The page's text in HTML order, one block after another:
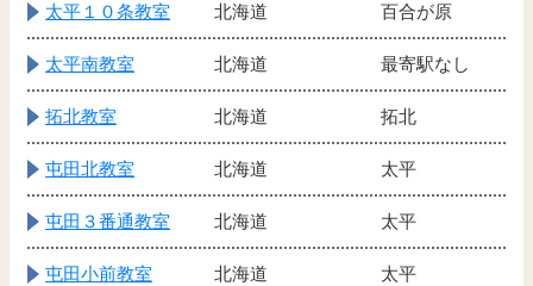
太平１０条教室 北海道 百合が原
太平南教室 北海道 最寄駅なし
拓北教室 北海道 拓北
屯田北教室 北海道 太平
屯田３番通教室 北海道 太平
屯田小前教室 北海道 太平